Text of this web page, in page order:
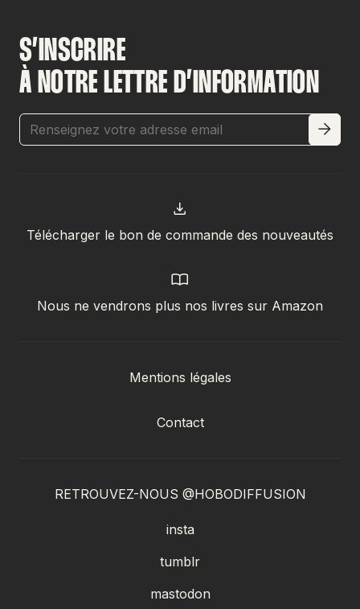
S’INSCRIRE
À NOTRE LETTRE D’INFORMATION
Télécharger le bon de commande des nouveautés
Nous ne vendrons plus nos livres sur Amazon
Mentions légales
Contact
RETROUVEZ-NOUS @HOBODIFFUSION
insta
tumblr
mastodon